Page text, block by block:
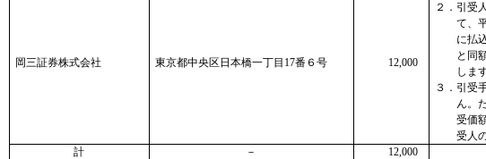
岡三証券株式会社 東京都中央区日本橋一丁目17番６号 12,000
２．引受
て、
に払
と同
しま
３．引受
ん。
受価
受人
計
－ 12,000